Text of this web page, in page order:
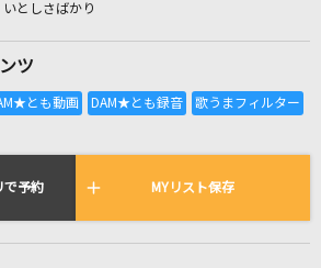
全国りれき
としさばかり
ツ
で予約 MYリスト保存